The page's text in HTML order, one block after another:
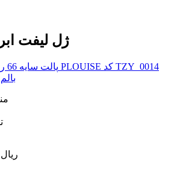
ژل لیفت
250,000 ریال